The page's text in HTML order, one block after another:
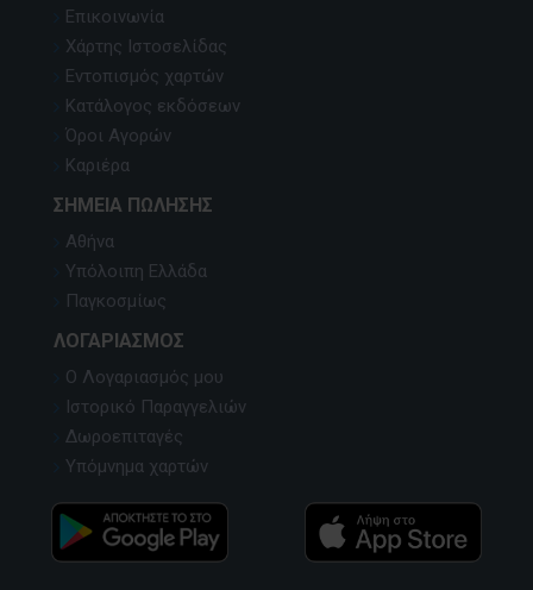
Επικοινωνία
Χάρτης Ιστοσελίδας
Εντοπισμός χαρτών
Κατάλογος εκδόσεων
Όροι Αγορών
Καριέρα
ΣΗΜΕΊΑ ΠΏΛΗΣΗΣ
Αθήνα
Υπόλοιπη Ελλάδα
Παγκοσμίως
ΛΟΓΑΡΙΑΣΜΌΣ
Ο Λογαριασμός μου
Ιστορικό Παραγγελιών
Δωροεπιταγές
Υπόμνημα χαρτών